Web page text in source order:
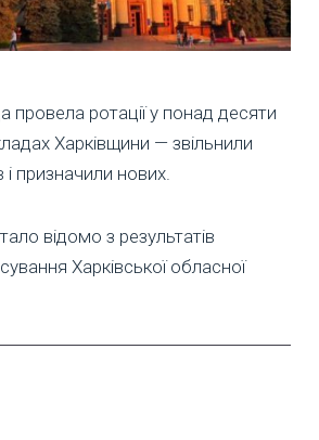
провела ротації у понад десяти
Харківщини — звільнили
і призначили нових.
відомо з результатів
Харківської обласної